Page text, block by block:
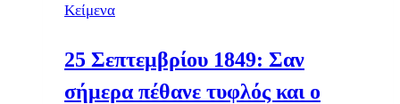
Κείμενα
25 Σεπτεμβρίου 1849: Σαν
σήμερα πέθανε τυφλός και ο